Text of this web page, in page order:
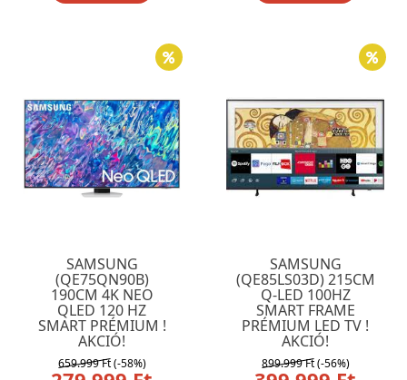
SAMSUNG
(QE75QN90B)
190CM 4K NEO
QLED 120 HZ
SMART PRÉMIUM !
AKCIÓ!
659.999 Ft(-58%)
SAMSUNG
(QE85LS03D) 215CM
Q-LED 100HZ
SMART FRAME
PRÉMIUM LED TV !
AKCIÓ!
899.999 Ft(-56%)